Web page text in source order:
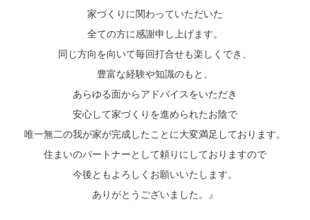
家づくりに関わっていただいた
全ての方に感謝申し上げます。
同じ方向を向いて毎回打合せも楽しくでき、
豊富な経験や知識のもと、
あらゆる面からアドバイスをいただき
安心して家づくりを進められたお陰で
唯一無二の我が家が完成したことに大変満足しております。
住まいのパートナーとして頼りにしておりますので
今後ともよろしくお願いいたします。
ありがとうございました。』